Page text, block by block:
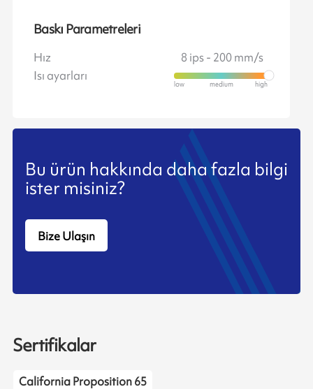
Baskı Parametreleri
Hız
8 ips - 200 mm/s
Isı ayarları
Bu ürün hakkında daha fazla bilgi
ister misiniz?
Bize Ulaşın
Sertifikalar
California Proposition 65